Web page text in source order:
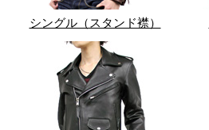
シングル（スタンド襟）